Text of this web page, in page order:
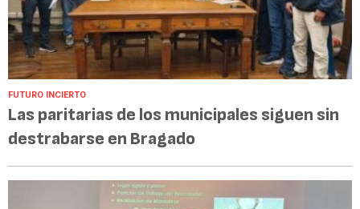
FUTURO INCIERTO
Las paritarias de los municipales siguen sin
destrabarse en Bragado